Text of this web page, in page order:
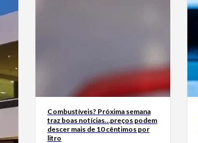
Combustíveis? Próxima semana
traz boas notícias…preços podem
descer mais de 10 cêntimos por
litro